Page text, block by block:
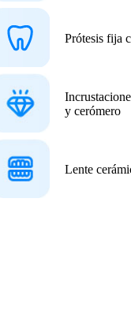
Prótesis fija
y cerómero
Lente